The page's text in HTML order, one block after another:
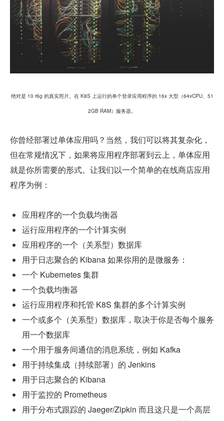
绝对是 10 r6g 的真实照片。在 K8S 上运行的单个登录应用程序的 16x 大型（64vCPU、51
2GB RAM）服务器。
你曾经部署过单体应用吗？当然，我们可以将其复杂化，
但在常规情况下，如果将应用程序部署到云上，单体应用
就是你所需要的形式。让我们以一个简单的在线商店应用
程序为例：
应用程序的一个负载均衡器
运行应用程序的一个计算实例
应用程序的一个（关系型）数据库
用于日志聚合的 Kibana 如果你用的是微服务：
一个 Kubernetes 集群
一个负载均衡器
运行应用程序和托管 K8S 集群的多个计算实例
一个或多个（关系型）数据库，取决于你是否每个服务
用一个数据库
一个用于服务间通信的消息系统，例如 Kafka
用于持续集成（持续部署）的 Jenkins
用于日志聚合的 Kibana
用于监控的 Prometheus
用于分布式跟踪的 Jaeger/Zipkin 而且这只是一个高层